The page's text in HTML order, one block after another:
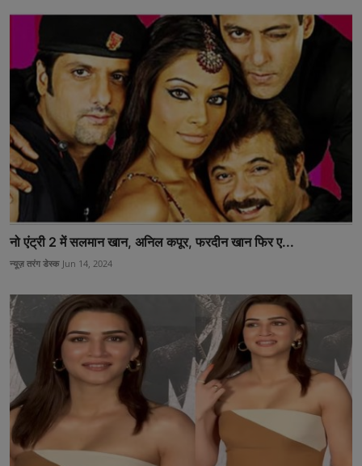
नो एंट्री 2 में सलमान खान, अनिल कपूर, फरदीन खान फिर ए...
न्यूज़ तरंग डेस्क Jun 14, 2024